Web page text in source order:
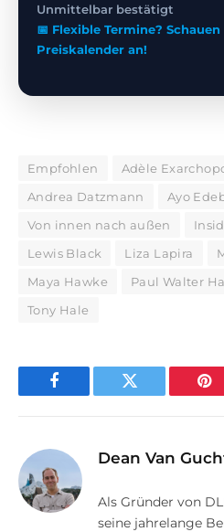
Unmittelbar bestätigt
📅 Flexible Termine?
Preiskalender an!
Empfohlen Adèle
Andrea Datzmann
Ayo
Von innen nach außen
Lewis Black
Liza Lapira
Maya Hawke
Paul Walter
Tony Hale
Facebook Twitter
Dean Van
Als Gründer von
seine jahrelange